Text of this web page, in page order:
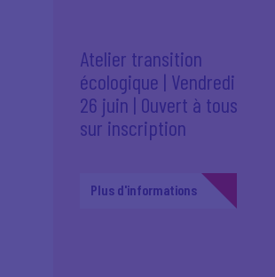
Atelier transition
écologique | Vendredi
26 juin | Ouvert à tous
sur inscription
Plus d'informations